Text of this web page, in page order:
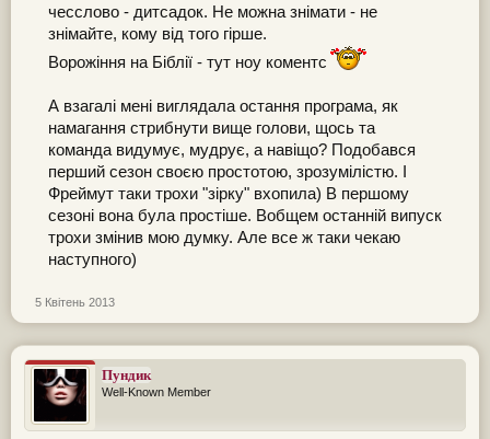
чесслово - дитсадок. Не можна знімати - не
знімайте, кому від того гірше.
Ворожіння на Біблії - тут ноу коментс
А взагалі мені виглядала остання програма, як
намагання стрибнути вище голови, щось та
команда видумує, мудрує, а навіщо? Подобався
перший сезон своєю простотою, зрозумілістю. І
Фреймут таки трохи "зірку" вхопила) В першому
сезоні вона була простіше. Вобщем останній випуск
трохи змінив мою думку. Але все ж таки чекаю
наступного)
5 Квітень 2013
Пундик
Well-Known Member